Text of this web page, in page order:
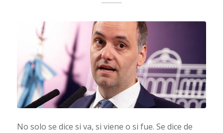
No solo se dice si va, si viene o si fue. Se dice de